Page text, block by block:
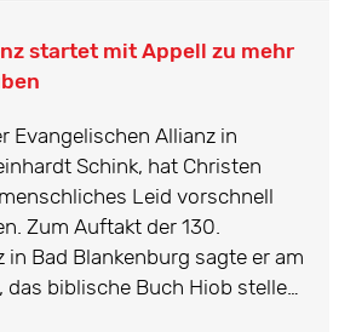
startet mit Appell zu mehr
Evangelischen Allianz in
Schink, hat Christen
Leid vorschnell
Zum Auftakt der 130.
in Bad Blankenburg sagte er am
biblische Buch Hiob stelle…